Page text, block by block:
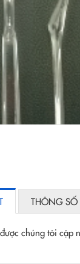
THÔNG SỐ
chúng tôi cập